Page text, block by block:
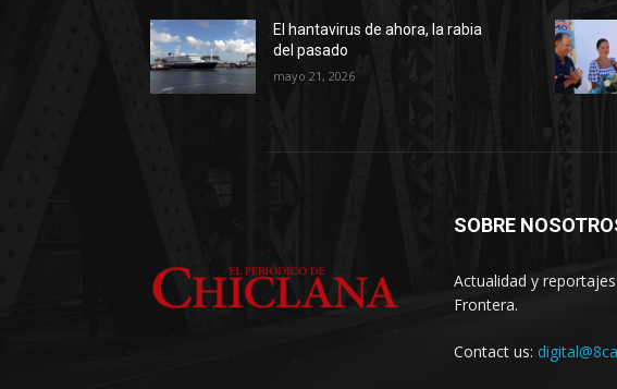
El hantavirus de ahora, la rabia
del pasado
mayo 21, 2026
SOBRE
Actualidad y
Frontera.
Contact us: